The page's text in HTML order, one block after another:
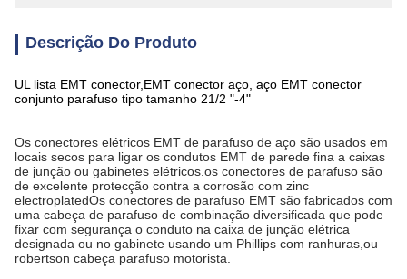
Descrição Do Produto
UL lista EMT conector,EMT conector aço, aço EMT conector
conjunto parafuso tipo tamanho 21/2 "-4"
Os conectores elétricos EMT de parafuso de aço são usados em
locais secos para ligar os condutos EMT de parede fina a caixas
de junção ou gabinetes elétricos.os conectores de parafuso são
de excelente protecção contra a corrosão com zinc
electroplatedOs conectores de parafuso EMT são fabricados com
uma cabeça de parafuso de combinação diversificada que pode
fixar com segurança o conduto na caixa de junção elétrica
designada ou no gabinete usando um Phillips com ranhuras,ou
robertson cabeça parafuso motorista.